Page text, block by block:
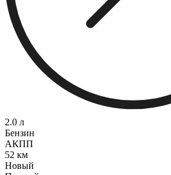
2.0 л
Бензин
АКПП
52 км
Новый